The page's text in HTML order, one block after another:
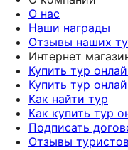
О нас
Наши награды
Отзывы наших
Интернет
Купить тур
Купить тур
Как найти тур
Как купить тур
Подписать
Отзывы